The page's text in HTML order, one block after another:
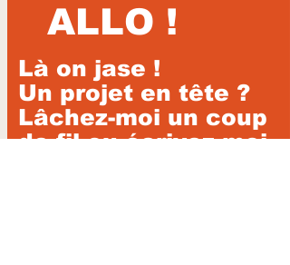
ALLO !
Là on jase !
Un projet en tête ?
Lâchez-moi un coup
de fil ou écrivez moi